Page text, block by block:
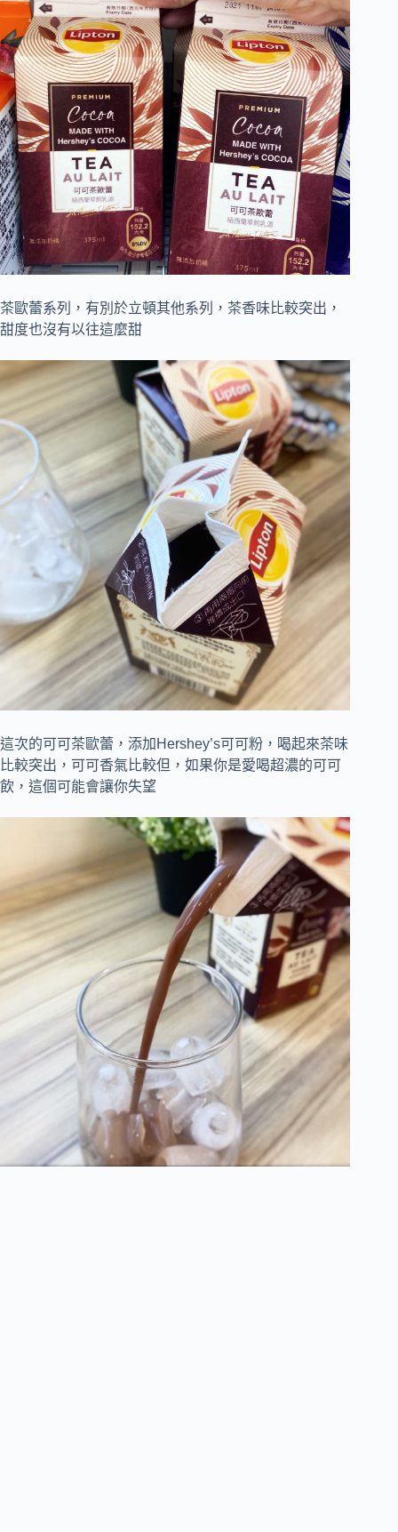
茶歐蕾系列，有別於立頓其他系列，茶香味比較突出，
甜度也沒有以往這麼甜
這次的可可茶歐蕾，添加Hershey’s可可粉，喝起來茶味
比較突出，可可香氣比較但，如果你是愛喝超濃的可可
飲，這個可能會讓你失望